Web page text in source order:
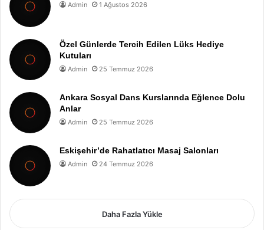
Admin 1 Ağustos 2026
Özel Günlerde Tercih Edilen Lüks Hediye
Kutuları
Admin 25 Temmuz 2026
Ankara Sosyal Dans Kurslarında Eğlence Dolu
Anlar
Admin 25 Temmuz 2026
Eskişehir’de Rahatlatıcı Masaj Salonları
Admin 24 Temmuz 2026
Daha Fazla Yükle